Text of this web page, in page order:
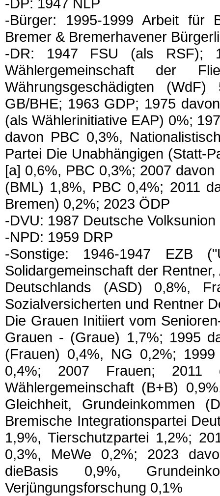
-Bürger: 1995-1999 Arbeit für
Bremer & Bremerhavener
-DR: 1947 FSU (als RSF);
Wählergemeinschaft der
Währungsgeschädigten
GB/BHE; 1963 GDP; 1975
(als Wählerinitiative EAP) 0%;
davon PBC 0,3%,
Partei Die Unabhängigen (Statt-
[a] 0,6%, PBC 0,3%; 2007
(BML) 1,8%, PBC 0,4%; 2011
Bremen) 0,2%; 2023 ÖDP
-DVU: 1987 Deutsche
-NPD: 1959 DRP
-Sonstige: 1946-1947 EZB
Solidargemeinschaft der
Deutschlands (ASD) 0,8%,
Sozialversicherten und Rentner
Die Grauen Initiiert vom
Grauen - (Graue) 1,7%; 1995
(Frauen) 0,4%, NG 0,2%;
0,4%; 2007 Frauen; 2011
Wählergemeinschaft (B+B)
Gleichheit, Grundeinkommen
Bremische Integrationspartei
1,9%, Tierschutzpartei 1,2%;
0,3%, MeWe 0,2%; 2023
dieBasis 0,9%,
Verjüngungsforschung 0,1%